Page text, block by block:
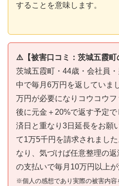
することを意味します。
⚠️【被害口コミ：茨城五霞町
茨城五霞町・44歳・会社員
中で毎月6万円を返していま
万円が必要になりコウコウ
後に元金＋20%で返す予定
済日と重なり3日延長をお願
て1万5千円を請求されまし
なり、気づけば任意整理の
の支払いで毎月10万円以上が
※個人の感想であり実際の被害内